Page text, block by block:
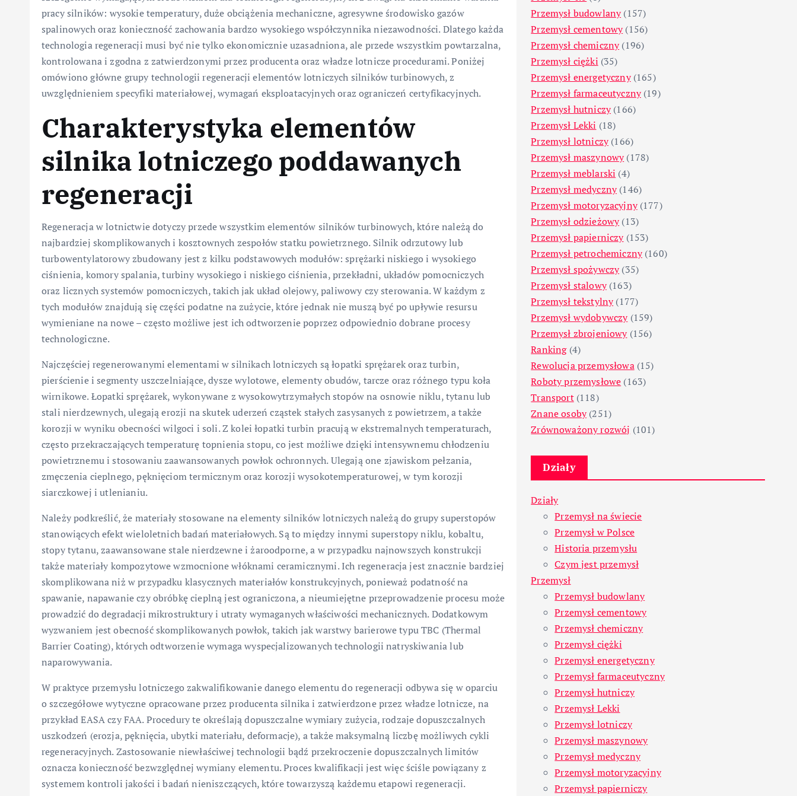
pracy silników: wysokie temperatury, duże obciążenia mechaniczne, agresywne środowisko gazów
spalinowych oraz konieczność zachowania bardzo wysokiego współczynnika niezawodności. Dlatego każda
technologia regeneracji musi być nie tylko ekonomicznie uzasadniona, ale przede wszystkim powtarzalna,
kontrolowana i zgodna z zatwierdzonymi przez producenta oraz władze lotnicze procedurami. Poniżej
omówiono główne grupy technologii regeneracji elementów lotniczych silników turbinowych, z
uwzględnieniem specyfiki materiałowej, wymagań eksploatacyjnych oraz ograniczeń certyfikacyjnych.
Charakterystyka elementów
silnika lotniczego poddawanych
regeneracji
Regeneracja w lotnictwie dotyczy przede wszystkim elementów silników turbinowych, które należą do
najbardziej skomplikowanych i kosztownych zespołów statku powietrznego. Silnik odrzutowy lub
turbowentylatorowy zbudowany jest z kilku podstawowych modułów: sprężarki niskiego i wysokiego
ciśnienia, komory spalania, turbiny wysokiego i niskiego ciśnienia, przekładni, układów pomocniczych
oraz licznych systemów pomocniczych, takich jak układ olejowy, paliwowy czy sterowania. W każdym z
tych modułów znajdują się części podatne na zużycie, które jednak nie muszą być po upływie resursu
wymieniane na nowe – często możliwe jest ich odtworzenie poprzez odpowiednio dobrane procesy
technologiczne.
Najczęściej regenerowanymi elementami w silnikach lotniczych są łopatki sprężarek oraz turbin,
pierścienie i segmenty uszczelniające, dysze wylotowe, elementy obudów, tarcze oraz różnego typu koła
wirnikowe. Łopatki sprężarek, wykonywane z wysokowytrzymałych stopów na osnowie niklu, tytanu lub
stali nierdzewnych, ulegają erozji na skutek uderzeń cząstek stałych zasysanych z powietrzem, a także
korozji w wyniku obecności wilgoci i soli. Z kolei łopatki turbin pracują w ekstremalnych temperaturach,
często przekraczających temperaturę topnienia stopu, co jest możliwe dzięki intensywnemu chłodzeniu
powietrznemu i stosowaniu zaawansowanych powłok ochronnych. Ulegają one zjawiskom pełzania,
zmęczenia cieplnego, pęknięciom termicznym oraz korozji wysokotemperaturowej, w tym korozji
siarczkowej i utlenianiu.
Należy podkreślić, że materiały stosowane na elementy silników lotniczych należą do grupy superstopów
stanowiących efekt wieloletnich badań materiałowych. Są to między innymi superstopy niklu, kobaltu,
stopy tytanu, zaawansowane stale nierdzewne i żaroodporne, a w przypadku najnowszych konstrukcji
także materiały kompozytowe wzmocnione włóknami ceramicznymi. Ich regeneracja jest znacznie bardziej
skomplikowana niż w przypadku klasycznych materiałów konstrukcyjnych, ponieważ podatność na
spawanie, napawanie czy obróbkę cieplną jest ograniczona, a nieumiejętne przeprowadzenie procesu może
prowadzić do degradacji mikrostruktury i utraty wymaganych właściwości mechanicznych. Dodatkowym
wyzwaniem jest obecność skomplikowanych powłok, takich jak warstwy barierowe typu TBC (Thermal
Barrier Coating), których odtworzenie wymaga wyspecjalizowanych technologii natryskiwania lub
naparowywania.
W praktyce przemysłu lotniczego zakwalifikowanie danego elementu do regeneracji odbywa się w oparciu
o szczegółowe wytyczne opracowane przez producenta silnika i zatwierdzone przez władze lotnicze, na
przykład EASA czy FAA. Procedury te określają dopuszczalne wymiary zużycia, rodzaje dopuszczalnych
uszkodzeń (erozja, pęknięcia, ubytki materiału, deformacje), a także maksymalną liczbę możliwych cykli
regeneracyjnych. Zastosowanie niewłaściwej technologii bądź przekroczenie dopuszczalnych limitów
oznacza konieczność bezwzględnej wymiany elementu. Proces kwalifikacji jest więc ściśle powiązany z
systemem kontroli jakości i badań nieniszczących, które towarzyszą każdemu etapowi regeneracji.
Przemysł budowlany(157)
Przemysł cementowy(156)
Przemysł chemiczny(196)
Przemysł ciężki (35)
Przemysł energetyczny(165)
Przemysł farmaceutyczny(19)
Przemysł hutniczy(166)
Przemysł Lekki (18)
Przemysł lotniczy(166)
Przemysł maszynowy(178)
Przemysł meblarski (4)
Przemysł medyczny(146)
Przemysł motoryzacyjny(177)
Przemysł odzieżowy(13)
Przemysł papierniczy(153)
Przemysł petrochemiczny(160)
Przemysł spożywczy(35)
Przemysł stalowy(163)
Przemysł tekstylny(177)
Przemysł wydobywczy(159)
Przemysł zbrojeniowy(156)
Ranking(4)
Rewolucja przemysłowa(15)
Roboty przemysłowe (163)
Transport(118)
Znane osoby(251)
Zrównoważony rozwój (101)
Działy
Działy
Przemysł na świecie
Przemysł w Polsce
Historia przemysłu
Czym jest przemysł
Przemysł
Przemysł budowlany
Przemysł cementowy
Przemysł chemiczny
Przemysł ciężki
Przemysł energetyczny
Przemysł farmaceutyczny
Przemysł hutniczy
Przemysł Lekki
Przemysł lotniczy
Przemysł maszynowy
Przemysł medyczny
Przemysł motoryzacyjny
Przemysł papierniczy